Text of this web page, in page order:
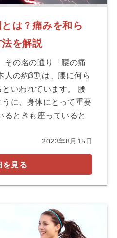
は？痛みを和ら
を解説
その名の通り「腰の痛
人の約3割は、腰に何ら
いわれています。 腰
に、身体にとって重要
るときも座っていると
2023年8月15日
を見る